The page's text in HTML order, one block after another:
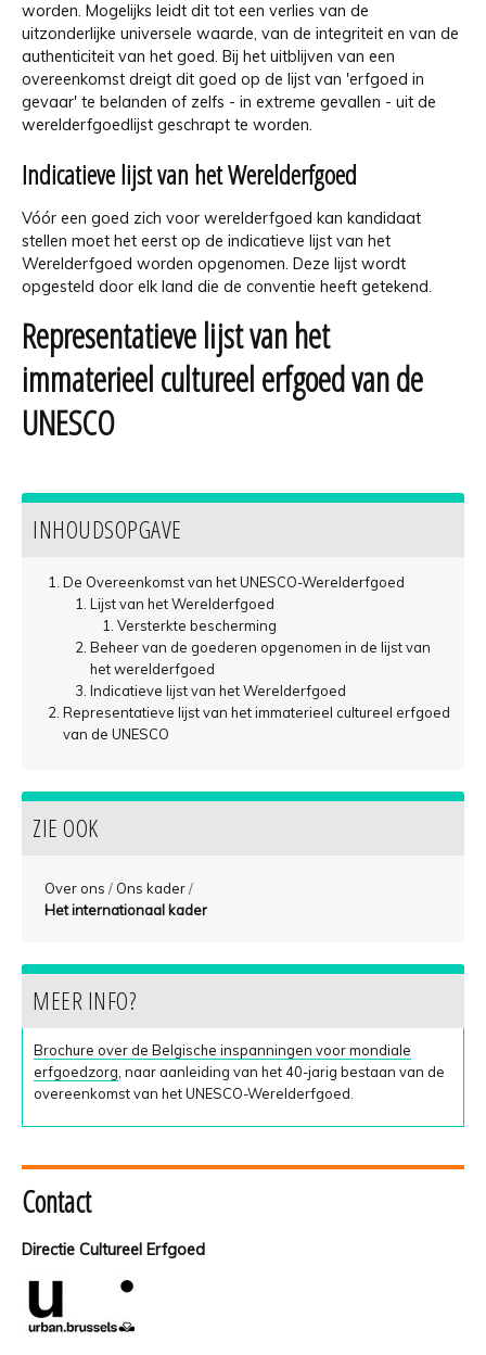
worden. Mogelijks leidt dit tot een verlies van de
uitzonderlijke universele waarde, van de integriteit en van de
authenticiteit van het goed. Bij het uitblijven van een
overeenkomst dreigt dit goed op de lijst van 'erfgoed in
gevaar' te belanden of zelfs - in extreme gevallen - uit de
werelderfgoedlijst geschrapt te worden.
Indicatieve lijst van het Werelderfgoed
Vóór een goed zich voor werelderfgoed kan kandidaat
stellen moet het eerst op de indicatieve lijst van het
Werelderfgoed worden opgenomen. Deze lijst wordt
opgesteld door elk land die de conventie heeft getekend.
Representatieve lijst van het
immaterieel cultureel erfgoed van de
UNESCO
INHOUDSOPGAVE
De Overeenkomst van het UNESCO-Werelderfgoed
Lijst van het Werelderfgoed
Versterkte bescherming
Beheer van de goederen opgenomen in de lijst van
het werelderfgoed
Indicatieve lijst van het Werelderfgoed
Representatieve lijst van het immaterieel cultureel erfgoed
van de UNESCO
ZIE OOK
Over ons / Ons kader/
Het internationaal kader
MEER INFO?
Brochure over de Belgische inspanningen voor mondiale
erfgoedzorg , naar aanleiding van het 40-jarig bestaan van de
overeenkomst van het UNESCO-Werelderfgoed.
Contact
Directie Cultureel Erfgoed